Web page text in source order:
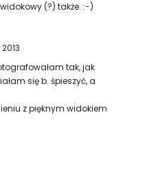
(?) także. :-)
tak, jak
się b. śpieszyć, a
z pięknym widokiem